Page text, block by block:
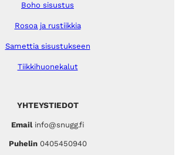
YHTEYSTIEDOT
Emailinfo@snugg.fi
Puhelin 0405450940
Boho sisustus
Rosoa ja rustiikkia
Samettia sisustukseen
Tiikkihuonekalut